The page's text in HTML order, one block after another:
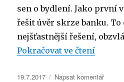
sen o bydlení. Jako první
řešit úvěr skrze banku. To
nejšťastnější řešení,
Pokračovat ve čtení
Publikováno:
19.7.2017 Napsat komentářpro